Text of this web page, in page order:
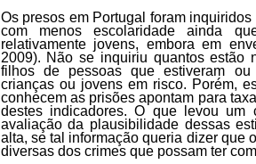
Os presos em Portugal foram
com menos escolaridade ainda
relativamente jovens, embora em
2009). Não se inquiriu quantos estão
filhos de pessoas que estiveram ou
crianças ou jovens em risco. Porém,
conhecem as prisões apontam para
destes indicadores. O que levou um
avaliação da plausibilidade dessas
alta, se tal informação queria dizer que
diversas dos crimes que possam ter